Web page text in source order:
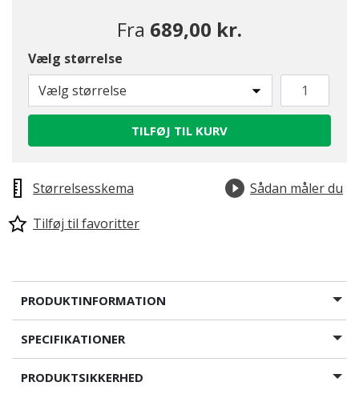
Fra 689,00 kr.
Vælg størrelse
Vælg størrelse
TILFØJ TIL KURV
Størrelsesskema
Sådan måler du
Tilføj til favoritter
PRODUKTINFORMATION
SPECIFIKATIONER
PRODUKTSIKKERHED